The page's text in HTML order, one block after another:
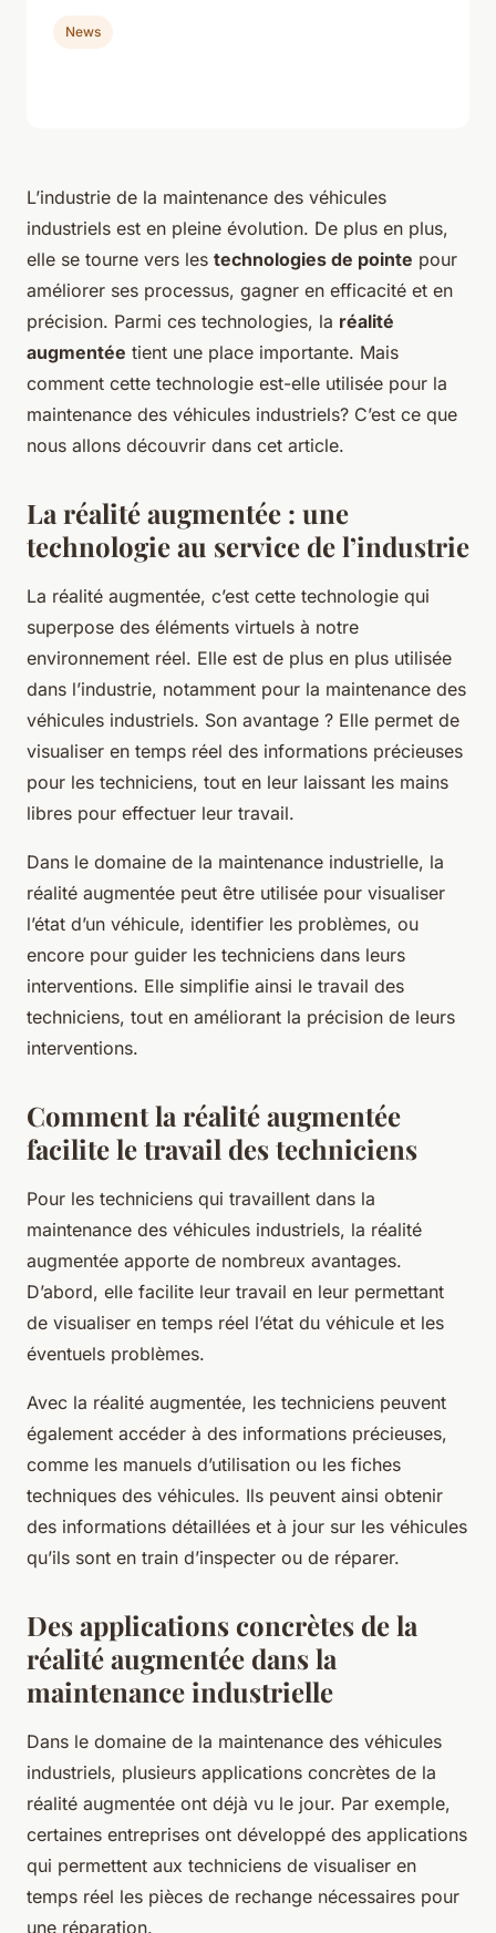
L’industrie de la maintenance des véhicules
industriels est en pleine évolution. De plus en plus,
elle se tourne vers les technologies de pointe pour
améliorer ses processus, gagner en efficacité et en
précision. Parmi ces technologies, la réalité
augmentée tient une place importante. Mais
comment cette technologie est-elle utilisée pour la
maintenance des véhicules industriels? C’est ce que
nous allons découvrir dans cet article.
La réalité augmentée : une
technologie au service de l’industrie
La réalité augmentée, c’est cette technologie qui
superpose des éléments virtuels à notre
environnement réel. Elle est de plus en plus utilisée
dans l’industrie, notamment pour la maintenance des
véhicules industriels. Son avantage ? Elle permet de
visualiser en temps réel des informations précieuses
pour les techniciens, tout en leur laissant les mains
libres pour effectuer leur travail.
Dans le domaine de la maintenance industrielle, la
réalité augmentée peut être utilisée pour visualiser
l’état d’un véhicule, identifier les problèmes, ou
encore pour guider les techniciens dans leurs
interventions. Elle simplifie ainsi le travail des
techniciens, tout en améliorant la précision de leurs
interventions.
Comment la réalité augmentée
facilite le travail des techniciens
Pour les techniciens qui travaillent dans la
maintenance des véhicules industriels, la réalité
augmentée apporte de nombreux avantages.
D’abord, elle facilite leur travail en leur permettant
de visualiser en temps réel l’état du véhicule et les
éventuels problèmes.
Avec la réalité augmentée, les techniciens peuvent
également accéder à des informations précieuses,
comme les manuels d’utilisation ou les fiches
techniques des véhicules. Ils peuvent ainsi obtenir
des informations détaillées et à jour sur les véhicules
qu’ils sont en train d’inspecter ou de réparer.
Des applications concrètes de la
réalité augmentée dans la
maintenance industrielle
Dans le domaine de la maintenance des véhicules
industriels, plusieurs applications concrètes de la
réalité augmentée ont déjà vu le jour. Par exemple,
certaines entreprises ont développé des applications
qui permettent aux techniciens de visualiser en
temps réel les pièces de rechange nécessaires pour
une réparation.
News